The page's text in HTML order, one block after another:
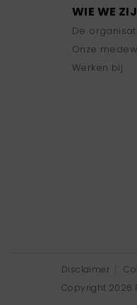
WIE WE
De
Onze
Werken bij
Disclaimer
Copyright 2026